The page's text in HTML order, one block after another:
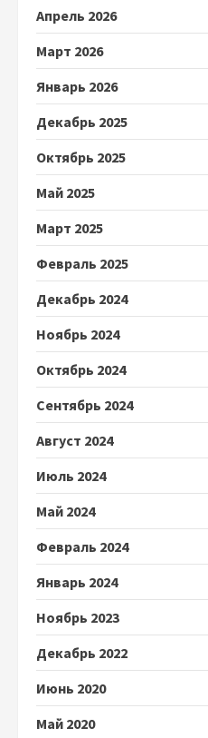
Апрель 2026
Март 2026
Январь 2026
Декабрь 2025
Октябрь 2025
Май 2025
Март 2025
Февраль 2025
Декабрь 2024
Ноябрь 2024
Октябрь 2024
Сентябрь 2024
Август 2024
Июль 2024
Май 2024
Февраль 2024
Январь 2024
Ноябрь 2023
Декабрь 2022
Июнь 2020
Май 2020